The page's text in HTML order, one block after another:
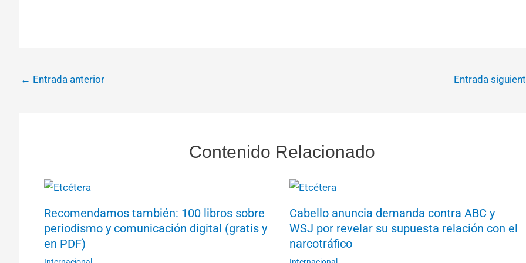
← Entrada anterior Entrada
Contenido Relacionado
Recomendamos también: 100 libros sobre
periodismo y comunicación digital (gratis y
en PDF)
Cabello anuncia demanda contra ABC y
WSJ por revelar su supuesta relación con el
narcotráfico